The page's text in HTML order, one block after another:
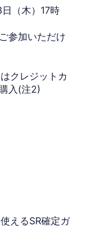
（木）17時
参加いただけ
クレジットカ
入(注2)
えるSR確定ガ